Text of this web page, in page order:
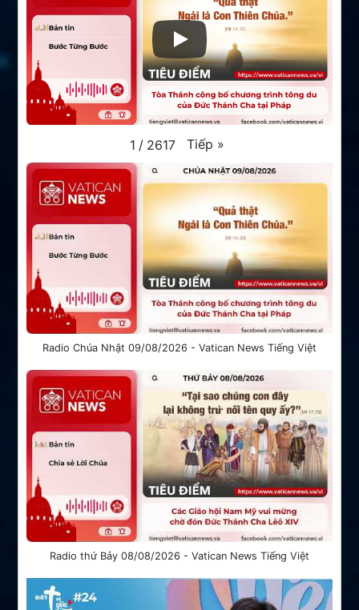
1 / 2617 Tiếp »
Radio Chúa Nhật 09/08/2026 - Vatican News Tiếng Việt
Radio thứ Bảy 08/08/2026 - Vatican News Tiếng Việt